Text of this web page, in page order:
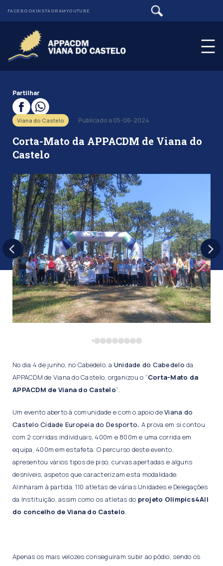
FACEBOOKINSTAGRAMYOUTUBE
Partilhar
Viana do Castelo Publicado a 05-06-2024
Corta-Mato da APPACDM de Viana do
Castelo
No dia 4 de junho, no Cabedelo, a Unidade do Cabedelo da
APPACDM de Viana do Castelo, organizou o “Corta-Mato da
APPACDM de Viana do Castelo“.
Um evento aberto à comunidade e com o apoio deViana do
Castelo Cidade Europeia do Desporto. A prova em si contou
com 2 corridas individuais, 400m e 800m e uma corrida em
equipa, 400m em estafeta. O percurso deste evento,
apresentou vários tipos de piso, curvas apertadas e alguns
desníveis, aspetos que caracterizam esta modalidade.
Alinharam à partida, 110 atletas de várias Unidades e Delegações
da Instituição, assim como os atletas do projeto Olimpics4All
do concelho de Viana do Castelo
Apenas os mais velozes conseguiram subir ao pódio, sendo os